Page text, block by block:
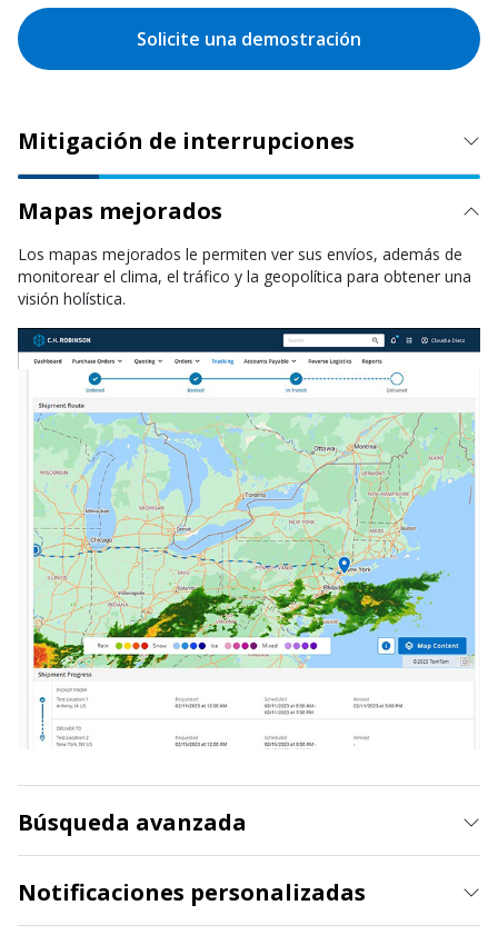
Solicite una demostración
Mitigación de interrupciones
Mapas mejorados
Los mapas mejorados le permiten ver sus envíos, además de
monitorear el clima, el tráfico y la geopolítica para obtener una
visión holística.
Búsqueda avanzada
Notificaciones personalizadas